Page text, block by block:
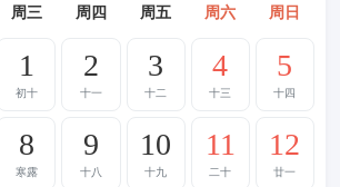
周三 周四 周五 周六 周日
1
初十
2
十一
3
十二
4
十三
5
十四
8
寒露
9
十八
10
十九
11
二十
12
廿一